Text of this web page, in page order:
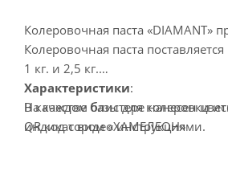
Колеровочная паста «DIAMANT»
Колеровочная паста
1 кг. и 2,5 кг.
В качестве базы для колеровки
индикатором «ХАМЕЛЕОН»
Характеристики:
На каждом блистере нанесен
QR код с видео инструкциями.